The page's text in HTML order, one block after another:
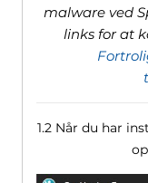
malware ved
links for at
1.2 Når du har